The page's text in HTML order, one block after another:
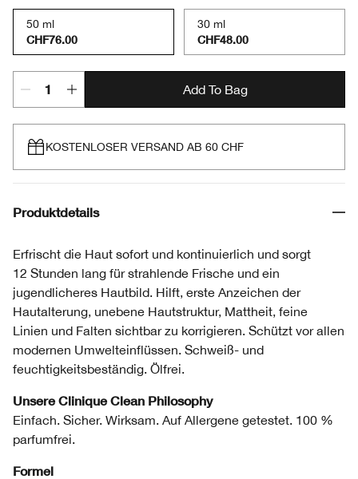
50 ml
CHF76.00
30 ml
CHF48.00
Add To Bag
KOSTENLOSER VERSAND AB 60 CHF
Produktdetails
Erfrischt die Haut sofort und kontinuierlich und sorgt
12 Stunden lang für strahlende Frische und ein
jugendlicheres Hautbild. Hilft, erste Anzeichen der
Hautalterung, unebene Hautstruktur, Mattheit, feine
Linien und Falten sichtbar zu korrigieren. Schützt vor allen
modernen Umwelteinflüssen. Schweiß- und
feuchtigkeitsbeständig. Ölfrei.
Unsere Clinique Clean Philosophy
Einfach. Sicher. Wirksam. Auf Allergene getestet. 100 %
parfumfrei.
Formel